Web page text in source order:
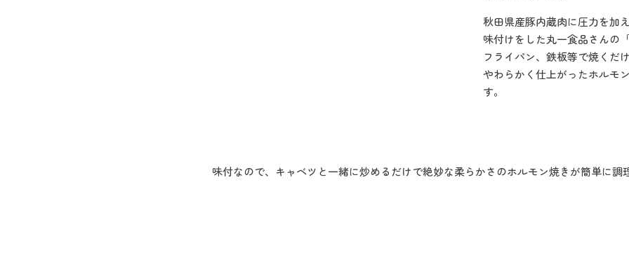
秋田県産豚内蔵肉に圧力を加
味付けをした丸一食品さんの
フライパン、鉄板等で焼くだ
やわらかく仕上がったホルモ
す。
味付なので、キャベツと一緒に炒めるだけで絶妙な柔らかさのホルモン焼きが簡単に調